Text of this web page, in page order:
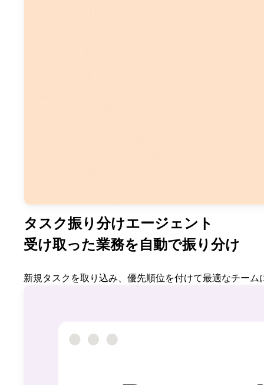
タスク振り分けエージェント
受け取った業務を自動で振り分け
新規タスクを取り込み、優先順位を付けて最適なチーム